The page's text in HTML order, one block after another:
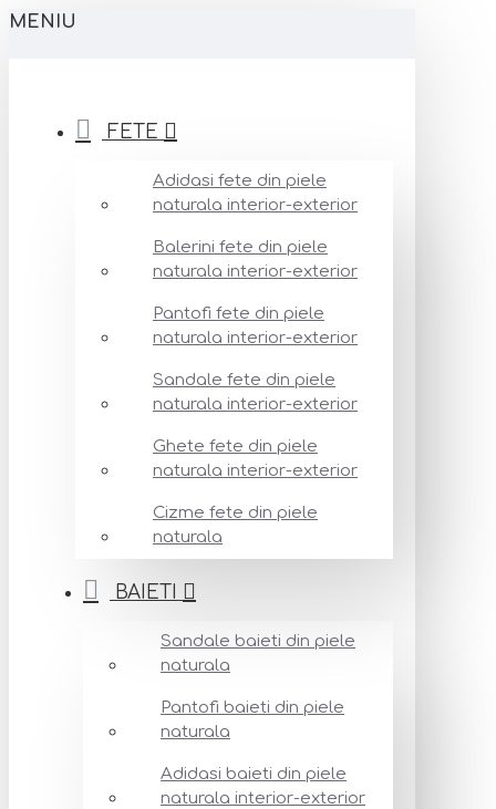
MENIU
FETE
Adidasi fete din piele
naturala interior-exterior
Balerini fete din piele
naturala interior-exterior
Pantofi fete din piele
naturala interior-exterior
Sandale fete din piele
naturala interior-exterior
Ghete fete din piele
naturala interior-exterior
Cizme fete din piele
naturala
BAIETI
Sandale baieti din piele
naturala
Pantofi baieti din piele
naturala
Adidasi baieti din piele
naturala interior-exterior